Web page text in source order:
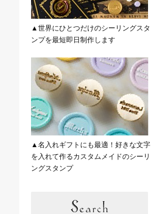
▲世界にひとつだけのシーリングスタ
ンプを最短即日制作します
▲名入れギフトにも最適！好きな文字
を入れて作るカスタムメイドのシーリ
ングスタンプ